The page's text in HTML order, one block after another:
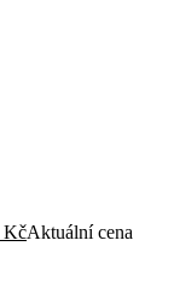
KčAktuální cena